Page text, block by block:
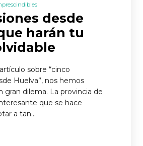
desde
harán tu
sobre “cinco
Huelva”, nos hemos
gran dilema. La provincia de
que se hace
a tan…